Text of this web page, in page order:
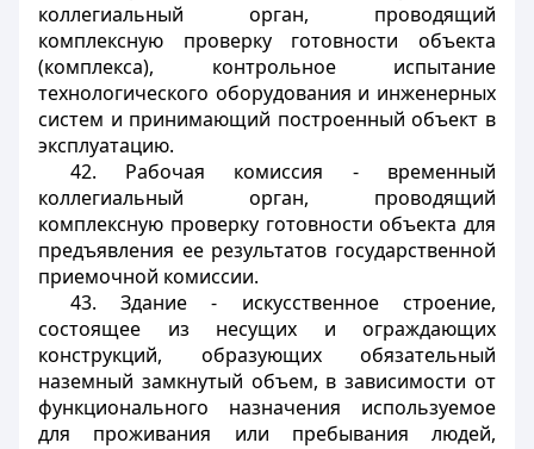
коллегиальный орган, проводящий
комплексную проверку готовности объекта
(комплекса), контрольное испытание
технологического оборудования и инженерных
систем и принимающий построенный объект в
эксплуатацию.
42. Рабочая комиссия - временный
коллегиальный орган, проводящий
комплексную проверку готовности объекта для
предъявления ее результатов государственной
приемочной комиссии.
43. Здание - искусственное строение,
состоящее из несущих и ограждающих
конструкций, образующих обязательный
наземный замкнутый объем, в зависимости от
функционального назначения используемое
для проживания или пребывания людей,